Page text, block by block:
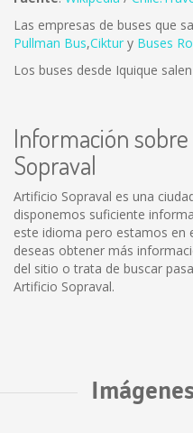
Las empresas de buses que
Pullman Bus,Ciktur y Buses
Los buses desde Iquique
Información
Sopraval
Artificio Sopraval es una
disponemos suficiente
este idioma pero estamos en
deseas obtener más
del sitio o trata de buscar
Artificio Sopraval.